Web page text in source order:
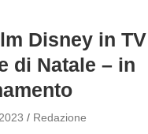
Disney in
di Natale – in
Redazione